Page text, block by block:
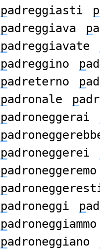
padreggiasti p
padreggiava p
padreggiavate
padreggino p
padreterno p
padronale p
padroneggerai
p
padroneggerei
padroneggeremo
p
padroneggi p
padroneggiammo
padroneggiano